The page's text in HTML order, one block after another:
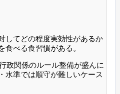
してどの程度実効性があるか
べる食習慣がある。
政関係のルール整備が盛んに
水準では順守が難しいケース